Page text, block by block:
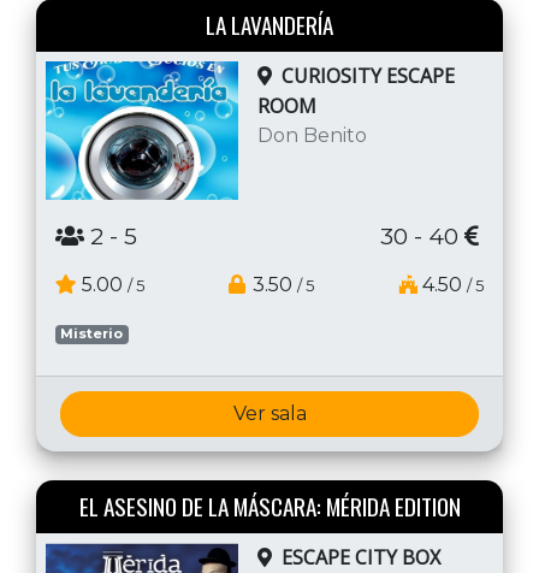
LA LAVANDERÍA
CURIOSITY ESCAPE
ROOM
Don Benito
2 - 5 30 - 40
5.00 / 5 3.50 / 5 4.50 / 5
Misterio
Ver sala
EL ASESINO DE LA MÁSCARA: MÉRIDA EDITION
ESCAPE CITY BOX